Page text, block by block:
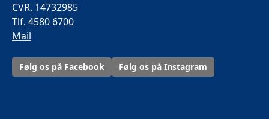
CVR. 14732985
Tlf. 4580 6700
Mail
Følg os på Facebook Følg os på Instagram